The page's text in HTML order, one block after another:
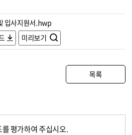
입사지원서.hwp
미리보기
목록
평가하여 주십시오.